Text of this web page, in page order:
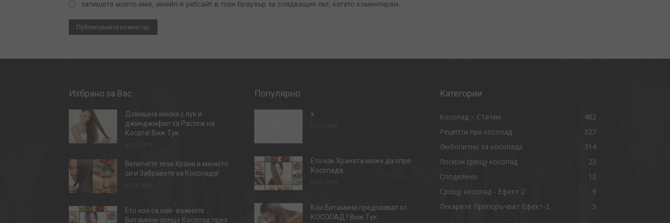
запишете моето име, имейл и уебсайт в този браузър за следващия път, когато коментирам.
Избрано за Вас
Домашна маска с лук и
джинджифил за Растеж на
Косата! Виж Тук:
Включете тези Храни в менюто
си и Забравете за Косопада!
Ето кои са най- важните
Витамини срещу Косопад през
Популярно
x
Ето как Храната може да спре
Косопада:
Кои Витамини предпазват от
КОСОПАД? Виж Тук:
Категории
Косопад – Статии
482
Рецепти при косопад
327
Любопитно за косопада
314
Лосион срещу косопад
23
Споделено
12
Срещу косопад - Ефект 2
9
Лекарите Препоръчват Ефект-2
5